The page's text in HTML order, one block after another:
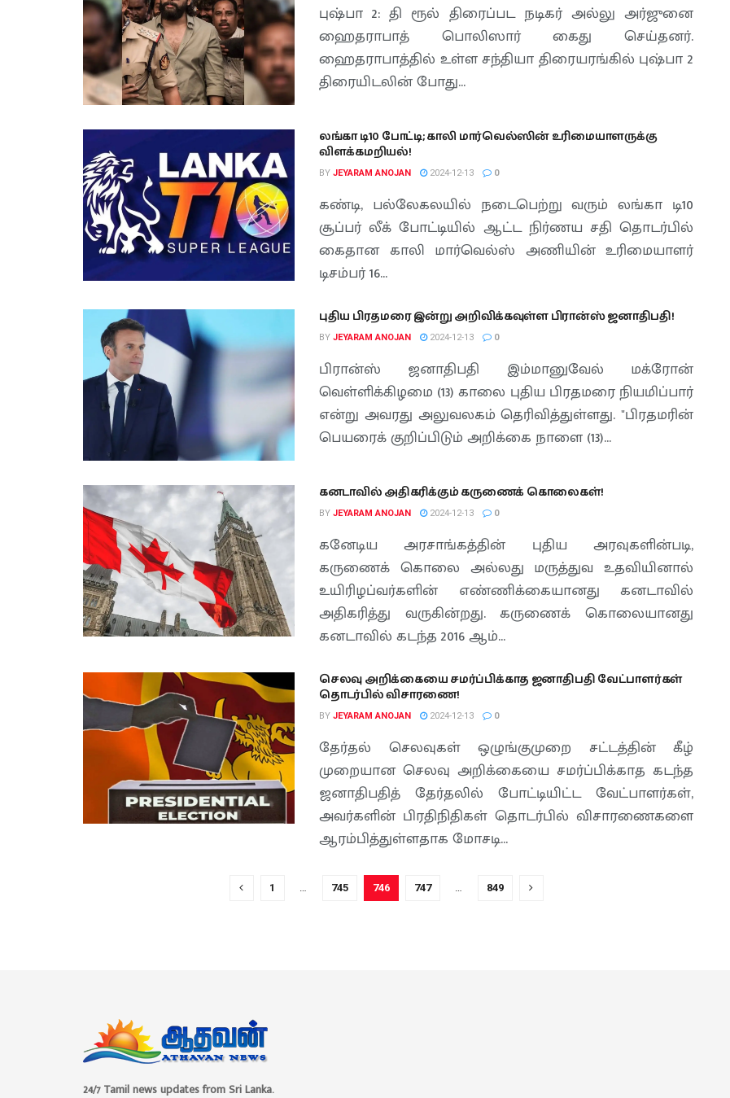
புஷ்பா 2: தி ரூல் திரைப்பட நடிகர் அல்லு அர்ஜுனை
ஹைதராபாத் பொலிஸார் கைது செய்தனர்.
ஹைதராபாத்தில் உள்ள சந்தியா திரையரங்கில் புஷ்பா 2
திரையிடலின் போது...
லங்கா டி10 போட்டி; காலி மார்வெல்ஸின் உரிமையாளருக்கு
விளக்கமறியல்!
BY JEYARAM ANOJAN 2024-12-13 0
கண்டி, பல்லேகலயில் நடைபெற்று வரும் லங்கா டி10
சூப்பர் லீக் போட்டியில் ஆட்ட நிர்ணய சதி தொடர்பில்
கைதான காலி மார்வெல்ஸ் அணியின் உரிமையாளர்
டிசம்பர் 16...
புதிய பிரதமரை இன்று அறிவிக்கவுள்ள பிரான்ஸ் ஜனாதிபதி!
BY JEYARAM ANOJAN 2024-12-13 0
பிரான்ஸ் ஜனாதிபதி இம்மானுவேல் மக்ரோன்
வெள்ளிக்கிழமை (13) காலை புதிய பிரதமரை நியமிப்பார்
என்று அவரது அலுவலகம் தெரிவித்துள்ளது. "பிரதமரின்
பெயரைக் குறிப்பிடும் அறிக்கை நாளை (13)...
கனடாவில் அதிகரிக்கும் கருணைக் கொலைகள்!
BY JEYARAM ANOJAN 2024-12-13 0
கனேடிய அரசாங்கத்தின் புதிய அரவுகளின்படி,
கருணைக் கொலை அல்லது மருத்துவ உதவியினால்
உயிரிழப்வர்களின் எண்ணிக்கையானது கனடாவில்
அதிகரித்து வருகின்றது. கருணைக் கொலையானது
கனடாவில் கடந்த 2016 ஆம்...
செலவு அறிக்கையை சமர்ப்பிக்காத ஜனாதிபதி வேட்பாளர்கள்
தொடர்பில் விசாரணை!
BY JEYARAM ANOJAN 2024-12-13 0
தேர்தல் செலவுகள் ஒழுங்குமுறை சட்டத்தின் கீழ்
முறையான செலவு அறிக்கையை சமர்ப்பிக்காத கடந்த
ஜனாதிபதித் தேர்தலில் போட்டியிட்ட வேட்பாளர்கள்,
அவர்களின் பிரதிநிதிகள் தொடர்பில் விசாரணைகளை
ஆரம்பித்துள்ளதாக மோசடி...
1 745 746 747 849
24/7 Tamil news updates from Sri Lanka.